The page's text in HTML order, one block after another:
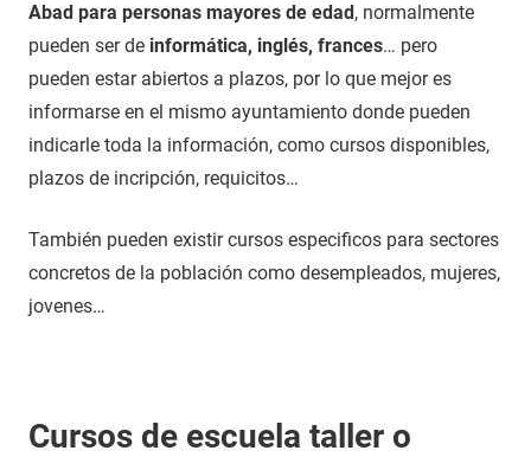
Abad para personas mayores de edad, normalmente
pueden ser de informática, inglés, frances… pero
pueden estar abiertos a plazos, por lo que mejor es
informarse en el mismo ayuntamiento donde pueden
indicarle toda la información, como cursos disponibles,
plazos de incripción, requicitos…
También pueden existir cursos especificos para sectores
concretos de la población como desempleados, mujeres,
jovenes…
Cursos de escuela taller o